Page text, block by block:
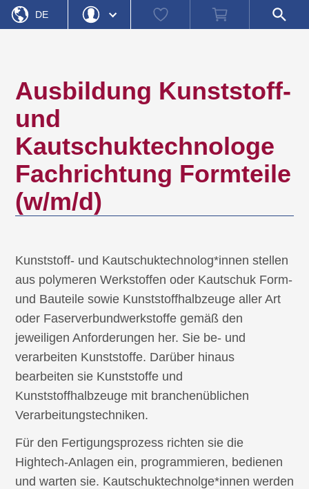
DE
Passwort
Registrieren Einloggen
Watch
Warenkorb
Shop-
Suche
öffnen
Startseite
»
Ausbildung Kunststoff- und Kautschuktechnologe
(w/m/d)
Ausbildung Kunststoff-
und
Kautschuktechnologe
Fachrichtung Formteile
(w/m/d)
Kunststoff- und Kautschuktechnolog*innen stellen
aus polymeren Werkstoffen oder Kautschuk Form-
und Bauteile sowie Kunststoffhalbzeuge aller Art
oder Faserverbundwerkstoffe gemäß den
jeweiligen Anforderungen her. Sie be- und
verarbeiten Kunststoffe. Darüber hinaus
bearbeiten sie Kunststoffe und
Kunststoffhalbzeuge mit branchenüblichen
Verarbeitungstechniken.
Für den Fertigungsprozess richten sie die
Hightech-Anlagen ein, programmieren, bedienen
und warten sie. Kautschuktechnolge*innen werden